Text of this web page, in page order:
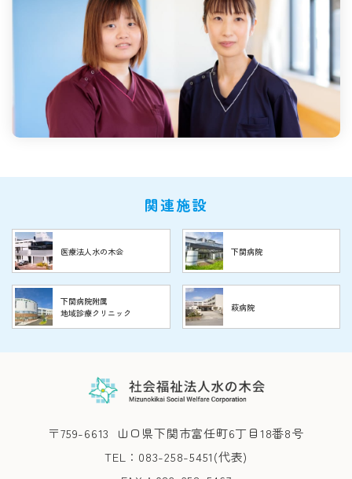
関連施設
医療法人水の木会 下関病院
下関病院附属
地域診療クリニック
萩病院
〒759-6613
山口県下関市富任町6丁目18番8号
TEL：083-258-5451(代表)